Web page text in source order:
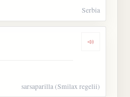
Serbia
Dengarkan
sarsaparilla (Smilax regelii)